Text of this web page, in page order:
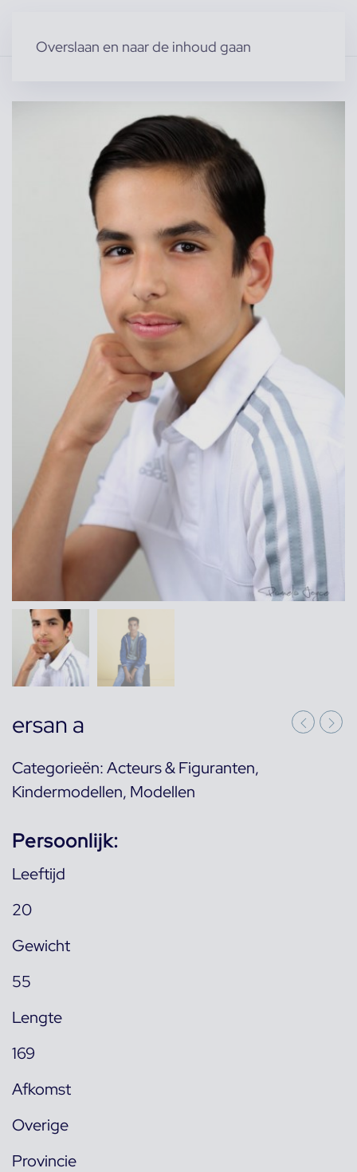
Overslaan en naar de inhoud gaan
ersan a
Categorieën:Acteurs & Figuranten,
Kindermodellen, Modellen
Persoonlijk:
Leeftijd
20
Gewicht
55
Lengte
169
Afkomst
Overige
Provincie